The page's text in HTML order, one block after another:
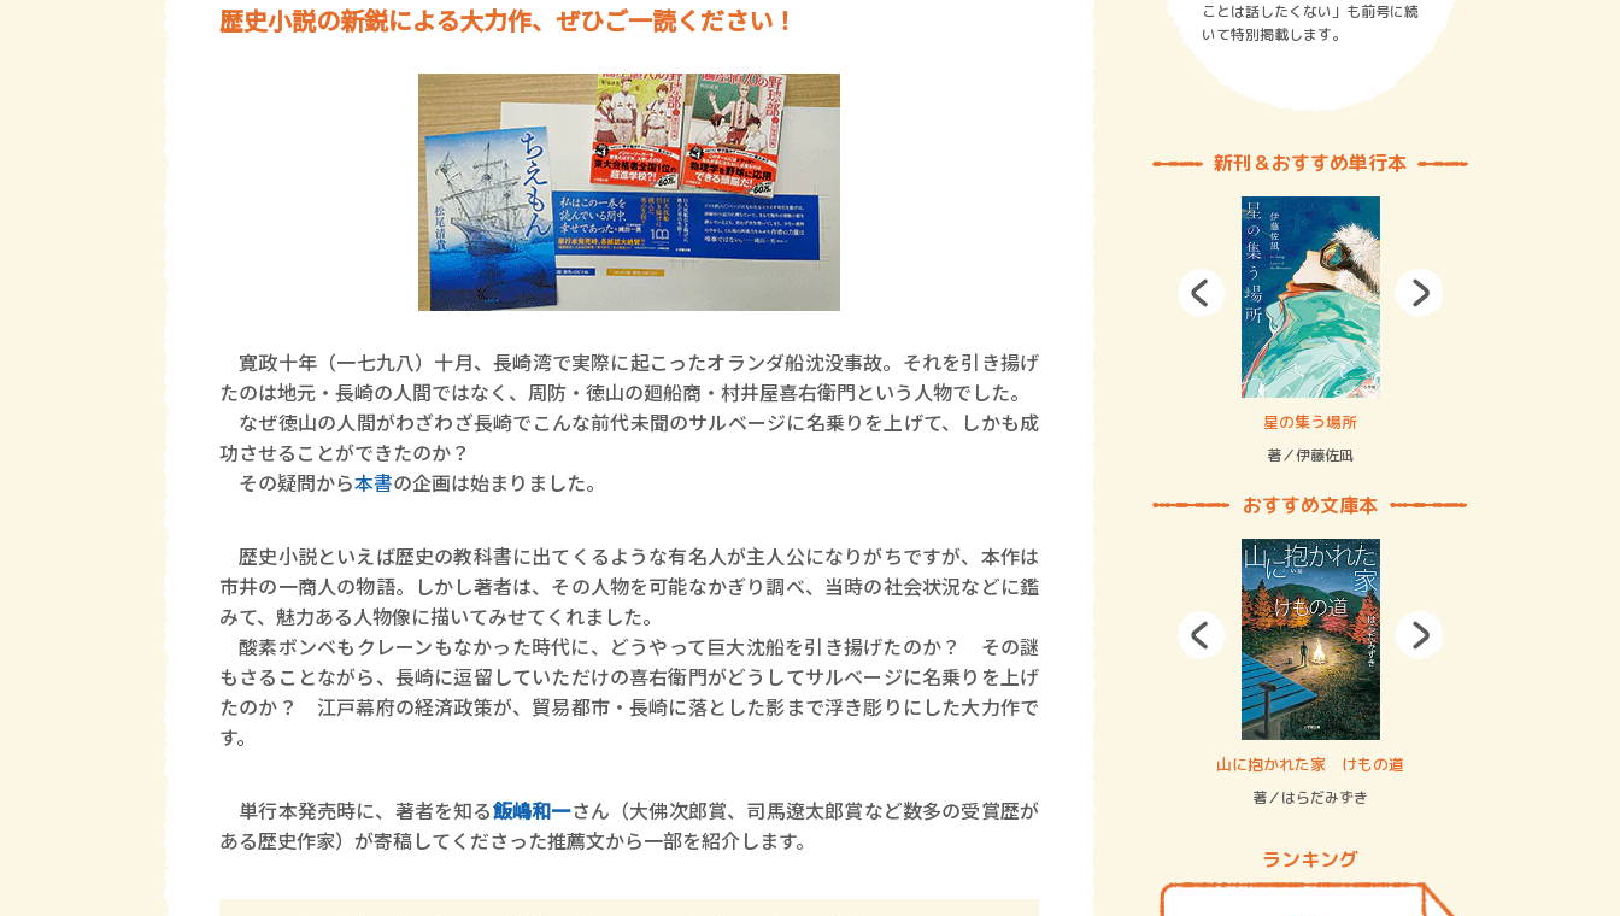
歴史小説の新鋭による大力作、ぜひご一読ください！
寛政十年（一七九八）十月、長崎湾で実際に起こったオランダ船沈没事故。それを引き揚げ
たのは地元・長崎の人間ではなく、周防・徳山の廻船商・村井屋喜右衛門という人物でした。
なぜ徳山の人間がわざわざ長崎でこんな前代未聞のサルベージに名乗りを上げて、しかも成
功させることができたのか？
その疑問から本書の企画は始まりました。
歴史小説といえば歴史の教科書に出てくるような有名人が主人公になりがちですが、本作は
市井の一商人の物語。しかし著者は、その人物を可能なかぎり調べ、当時の社会状況などに鑑
みて、魅力ある人物像に描いてみせてくれました。
酸素ボンベもクレーンもなかった時代に、どうやって巨大沈船を引き揚げたのか？ その謎
もさることながら、長崎に逗留していただけの喜右衛門がどうしてサルベージに名乗りを上げ
たのか？ 江戸幕府の経済政策が、貿易都市・長崎に落とした影まで浮き彫りにした大力作で
す。
単行本発売時に、著者を知る飯嶋和一さん（大佛次郎賞、司馬遼太郎賞など数多の受賞歴が
ある歴史作家）が寄稿してくださった推薦文から一部を紹介します。
ことは話したくない」も前号に続
いて特別掲載します。
新刊＆おすすめ単行本
賞金稼ぎスリーサム！ 二重拘束の… 星の集う場所
著／伊藤佐凪
おすすめ文庫本
ロボット・イン・ザ・システム
著／デボラ・イン…
山に抱かれた家 けもの道
著／はらだみずき
ランキング